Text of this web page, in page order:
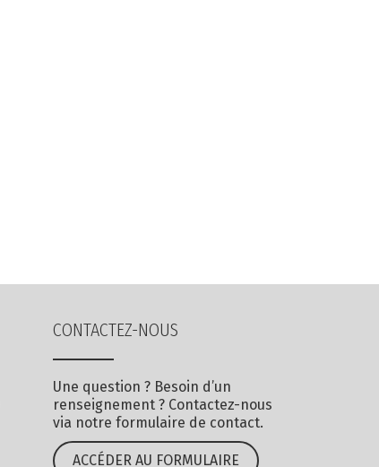
CONTACTEZ-NOUS
Une question ? Besoin d’un
renseignement ? Contactez-nous
via notre formulaire de contact.
ACCÉDER AU FORMULAIRE